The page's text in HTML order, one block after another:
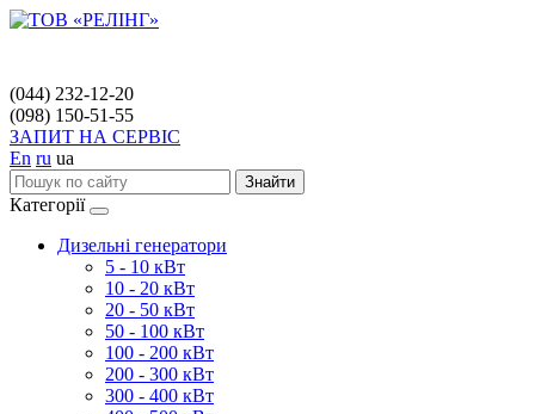
(044) 232-12-20
(098) 150-51-55
ЗАПИТ НА СЕРВІС
En ru ua
Знайти
Категорії
Дизельні генератори
5 - 10 кВт
10 - 20 кВт
20 - 50 кВт
50 - 100 кВт
100 - 200 кВт
200 - 300 кВт
300 - 400 кВт